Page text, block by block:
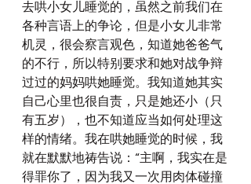
去哄小女儿睡觉的，虽然之前我们在
各种言语上的争论，但是小女儿非常
机灵，很会察言观色，知道她爸爸气
的不行，所以特别要求和她对战争辩
过过的妈妈哄她睡觉。我知道她其实
自己心里也很自责，只是她还小（只
有五岁），也不知道应当如何处理这
样的情绪。我在哄她睡觉的时候，我
就在默默地祷告说：“主啊，我实在是
得罪你了，因为我又一次用肉体碰撞